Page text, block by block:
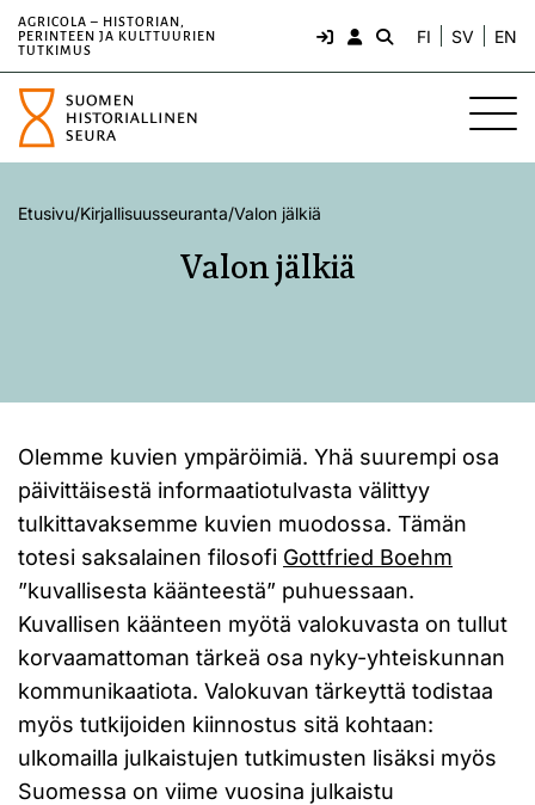
AGRICOLA – HISTORIAN,
PERINTEEN JA KULTTUURIEN
TUTKIMUS
FI SV EN
Etusivu/Kirjallisuusseuranta/Valon jälkiä
Valon jälkiä
Olemme kuvien ympäröimiä. Yhä suurempi osa
päivittäisestä informaatiotulvasta välittyy
tulkittavaksemme kuvien muodossa. Tämän
totesi saksalainen filosofi Gottfried Boehm
”kuvallisesta käänteestä” puhuessaan.
Kuvallisen käänteen myötä valokuvasta on tullut
korvaamattoman tärkeä osa nyky-yhteiskunnan
kommunikaatiota. Valokuvan tärkeyttä todistaa
myös tutkijoiden kiinnostus sitä kohtaan:
ulkomailla julkaistujen tutkimusten lisäksi myös
Suomessa on viime vuosina julkaistu